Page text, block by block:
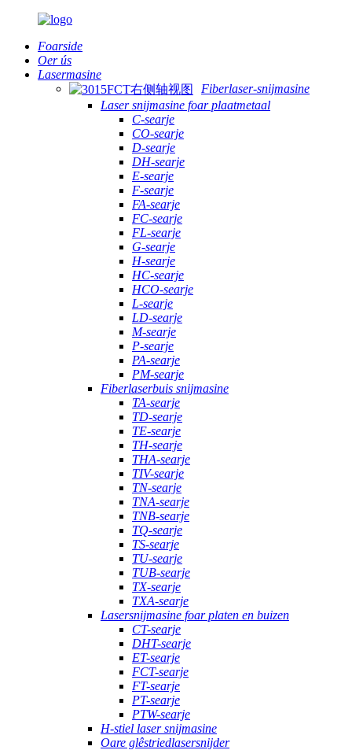
Foarside
Oer ús
Lasermasine
Fiberlaser-snijmasine
Laser snijmasine foar plaatmetaal
C-searje
CO-searje
D-searje
DH-searje
E-searje
F-searje
FA-searje
FC-searje
FL-searje
G-searje
H-searje
HC-searje
HCO-searje
L-searje
LD-searje
M-searje
P-searje
PA-searje
PM-searje
Fiberlaserbuis snijmasine
TA-searje
TD-searje
TE-searje
TH-searje
THA-searje
TIV-searje
TN-searje
TNA-searje
TNB-searje
TQ-searje
TS-searje
TU-searje
TUB-searje
TX-searje
TXA-searje
Lasersnijmasine foar platen en buizen
CT-searje
DHT-searje
ET-searje
FCT-searje
FT-searje
PT-searje
PTW-searje
H-stiel laser snijmasine
Oare glêstriedlasersnijder